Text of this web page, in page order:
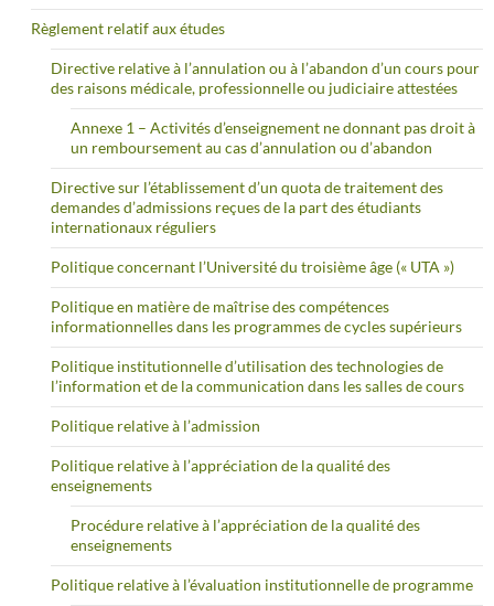
Règlement relatif aux études
Directive relative à l’annulation ou à l’abandon d’un cours pour
des raisons médicale, professionnelle ou judiciaire attestées
Annexe 1 – Activités d’enseignement ne donnant pas droit à
un remboursement au cas d’annulation ou d’abandon
Directive sur l’établissement d’un quota de traitement des
demandes d’admissions reçues de la part des étudiants
internationaux réguliers
Politique concernant l’Université du troisième âge (« UTA »)
Politique en matière de maîtrise des compétences
informationnelles dans les programmes de cycles supérieurs
Politique institutionnelle d’utilisation des technologies de
l’information et de la communication dans les salles de cours
Politique relative à l’admission
Politique relative à l’appréciation de la qualité des
enseignements
Procédure relative à l’appréciation de la qualité des
enseignements
Politique relative à l’évaluation institutionnelle de programme